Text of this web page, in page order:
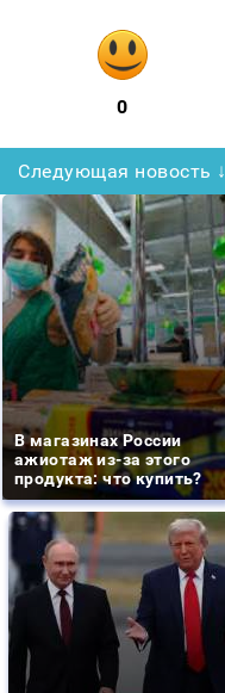
0
Следующая новость ↓
В магазинах России
ажиотаж из-за этого
продукта: что купить?